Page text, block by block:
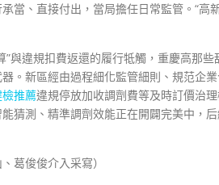
當、直接付出，當局擔任日常監管。“
”與違規扣費返還的履行牴觸，重慶高那
。新區經由過程細化監管細則、規范企
推薦違規停放加收調劑費等及時訂價治
猜測、精準調劑效能正在開闢完美中，
葛俊俊介入采寫）